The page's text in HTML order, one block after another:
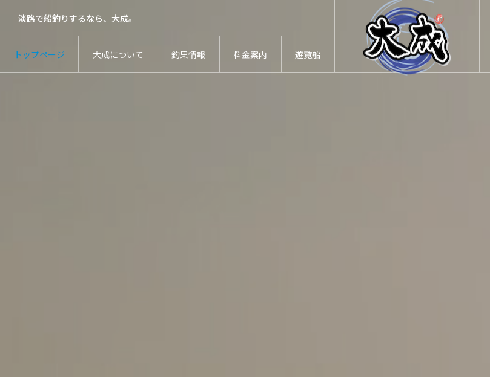
トップページ 大成について 釣果情報 料金案内 遊覧船
淡路で船釣りするなら、大成。